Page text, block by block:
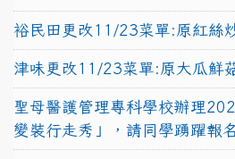
裕民田更改11/23菜單:原紅絲
津味更改11/23菜單:原大瓜鮮
聖母醫護管理專科學校辦理
變裝行走秀」，請同學踴躍報